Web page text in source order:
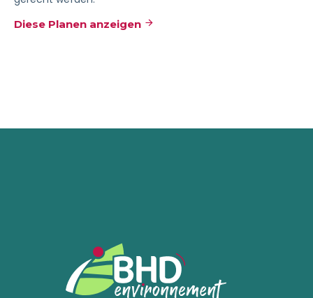
Diese Planen anzeigen